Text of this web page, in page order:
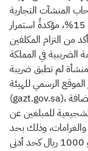
المنشآت التجارية
إلى الالتزام بتطبيق ضريبة القيمة المضافة بنسبتها 15%، مؤكدةً استمرار
من التزام المكلفين
منشأة لم تطبق ضريبة
وذلك عبر الموقع الرسمي للهيئة
(gazt.gov.sa)، أو من خلال التطبيق الخاص بضريبة القيمة المضافة
للمبلغين عن
المخالفات والغرامات، وذلك بحد